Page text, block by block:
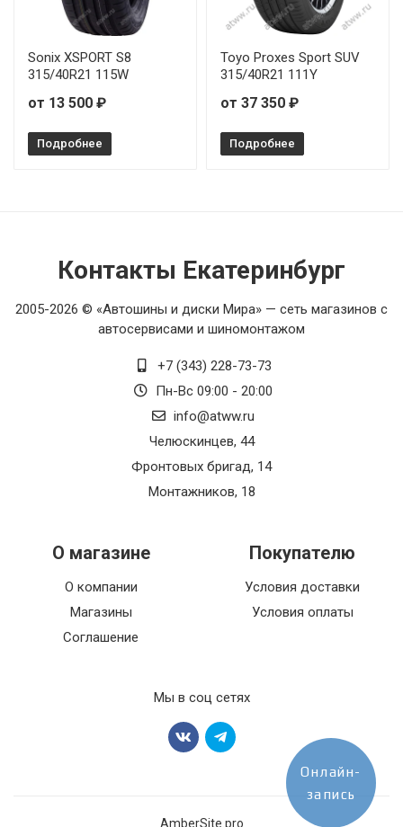
Sonix XSPORT S8
315/40R21 115W
от 13 500 ₽
Подробнее
Toyo Proxes Sport SUV
315/40R21 111Y
от 37 350 ₽
Подробнее
Контакты Екатеринбург
2005-2026 © «Автошины и диски Мира» — сеть магазинов с
автосервисами и шиномонтажом
+7 (343) 228-73-73
Пн-Вс 09:00 - 20:00
info@atww.ru
Челюскинцев, 44
Фронтовых бригад, 14
Монтажников, 18
О магазине
О компании
Магазины
Соглашение
Покупателю
Условия доставки
Условия оплаты
Мы в соц сетях
AmberSite.pro
Онлайн-
запись